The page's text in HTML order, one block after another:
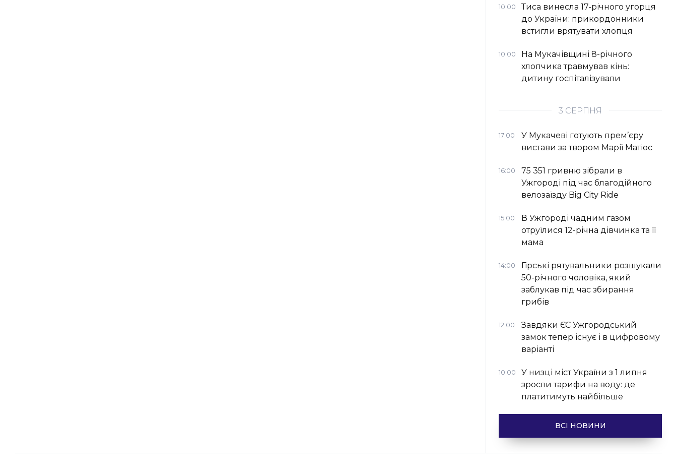
10:00
Тиса винесла 17-річного угорця
до України: прикордонники
встигли врятувати хлопця
10:00
На Мукачівщині 8-річного
хлопчика травмував кінь:
дитину госпіталізували
3 СЕРПНЯ
17:00
У Мукачеві готують прем’єру
вистави за твором Марії Матіос
16:00
75 351 гривню зібрали в
Ужгороді під час благодійного
велозаїзду Big Сity Ride
15:00
В Ужгороді чадним газом
отруїлися 12-річна дівчинка та її
мама
14:00
Гірські рятувальники розшукали
50-річного чоловіка, який
заблукав під час збирання
грибів
12:00
Завдяки ЄС Ужгородський
замок тепер існує і в цифровому
варіанті
10:00
У низці міст України з 1 липня
зросли тарифи на воду: де
платитимуть найбільше
ВСІ НОВИНИ